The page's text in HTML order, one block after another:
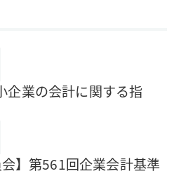
業の会計に関する指
会】第561回企業会計基準